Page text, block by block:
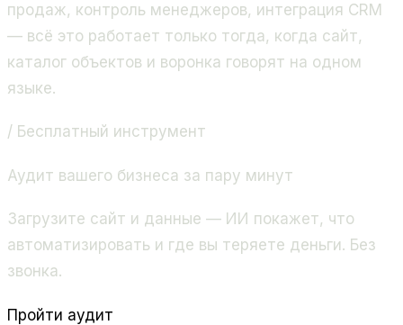
продаж, контроль менеджеров, интеграция CRM
— всё это работает только тогда, когда сайт,
каталог объектов и воронка говорят на одном
языке.
/ Бесплатный инструмент
Аудит вашего бизнеса за пару минут
Загрузите сайт и данные — ИИ покажет, что
автоматизировать и где вы теряете деньги. Без
звонка.
Пройти аудит